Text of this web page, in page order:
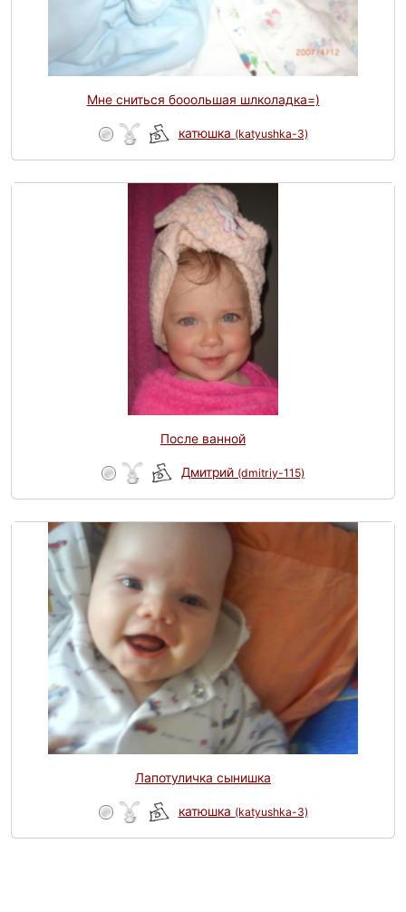
Мне сниться бооольшая шлколадка=)
катюшка (katyushka-3)
После ванной
Дмитрий (dmitriy-115)
Лапотуличка сынишка
катюшка (katyushka-3)